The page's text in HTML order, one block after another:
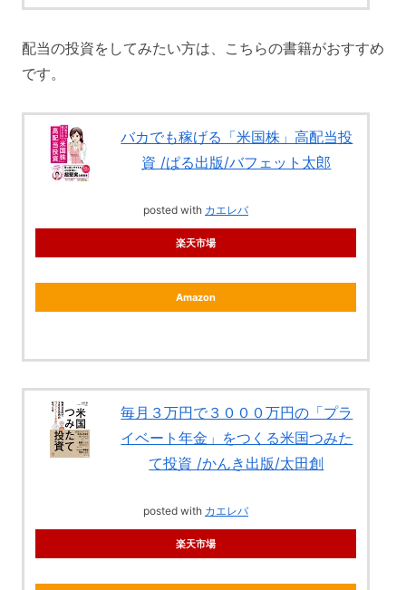
配当の投資をしてみたい方は、こちらの書籍がおすすめ
です。
バカでも稼げる「米国株」高配当投
資 /ぱる出版/バフェット太郎
posted with カエレバ
楽天市場
Amazon
毎月３万円で３０００万円の「プラ
イベート年金」をつくる米国つみた
て投資 /かんき出版/太田創
posted with カエレバ
楽天市場